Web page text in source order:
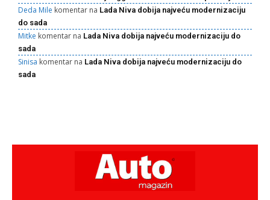
Deda Mile komentar na Lada Niva dobija najveću modernizaciju
do sada
Mitke komentar na Lada Niva dobija najveću modernizaciju do
sada
Sinisa komentar na Lada Niva dobija najveću modernizaciju do
sada